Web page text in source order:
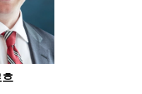
흐